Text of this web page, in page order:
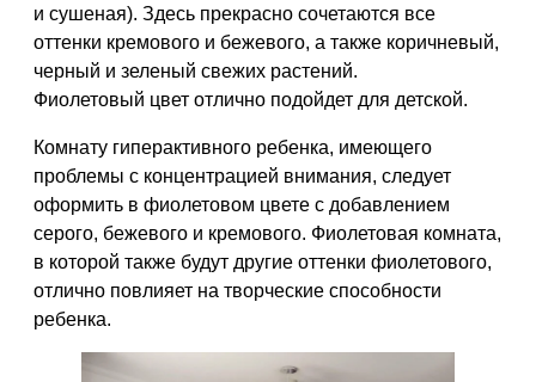
и сушеная). Здесь прекрасно сочетаются все
оттенки кремового и бежевого, а также коричневый,
черный и зеленый свежих растений.
Фиолетовый цвет отлично подойдет для детской.
Комнату гиперактивного ребенка, имеющего
проблемы с концентрацией внимания, следует
оформить в фиолетовом цвете с добавлением
серого, бежевого и кремового. Фиолетовая комната,
в которой также будут другие оттенки фиолетового,
отлично повлияет на творческие способности
ребенка.